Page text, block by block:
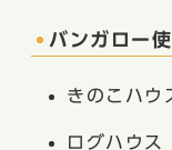
バンガロー
きのこハ
ログハウ